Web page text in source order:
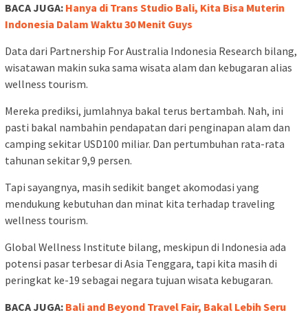
BACA JUGA: Hanya di Trans Studio Bali, Kita Bisa Muterin
Indonesia Dalam Waktu 30 Menit Guys
Data dari Partnership For Australia Indonesia Research bilang,
wisatawan makin suka sama wisata alam dan kebugaran alias
wellness tourism.
Mereka prediksi, jumlahnya bakal terus bertambah. Nah, ini
pasti bakal nambahin pendapatan dari penginapan alam dan
camping sekitar USD100 miliar. Dan pertumbuhan rata-rata
tahunan sekitar 9,9 persen.
Tapi sayangnya, masih sedikit banget akomodasi yang
mendukung kebutuhan dan minat kita terhadap traveling
wellness tourism.
Global Wellness Institute bilang, meskipun di Indonesia ada
potensi pasar terbesar di Asia Tenggara, tapi kita masih di
peringkat ke-19 sebagai negara tujuan wisata kebugaran.
BACA JUGA: Bali and Beyond Travel Fair, Bakal Lebih Seru